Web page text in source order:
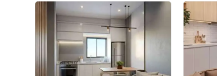
Parcerias
Anunciar
Entrar no